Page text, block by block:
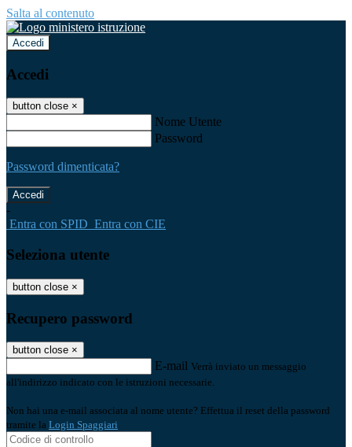
Salta al contenuto
Accedi
Accedi
button close ×
Nome Utente
Password
Password dimenticata?
-
Entra con SPID Entra con CIE
Seleziona utente
button close ×
Recupero password
button close ×
E-mail Verrà inviato un messaggio
all'indirizzo indicato con le istruzioni necessarie.
Non hai una e-mail associata al nome utente? Effettua il reset della password
tramite la Login Spaggiari